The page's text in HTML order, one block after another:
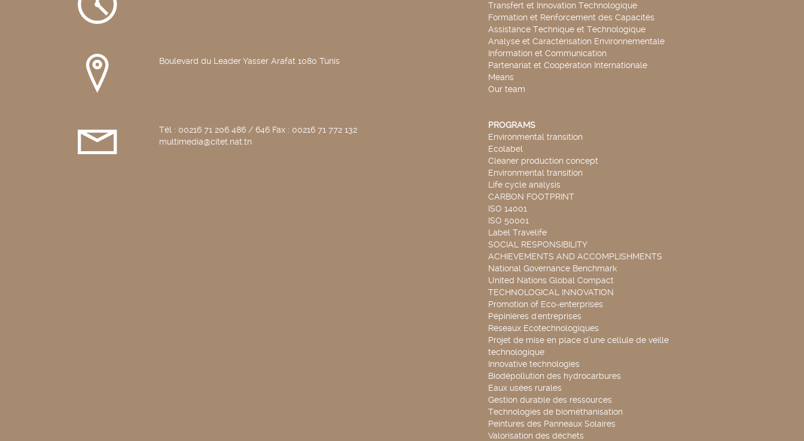
Boulevard du Leader Yasser Arafat 1080 Tunis
Tél : 00216 71 206 486 / 646 Fax : 00216 71 772 132
multimedia@citet.nat.tn
Transfert et Innovation Technologique
Formation et Renforcement des Capacités
Assistance Technique et Technologique
Analyse et Caractérisation Environnementale
Information et Communication
Partenariat et Coopération Internationale
Means
Our team
PROGRAMS
Environmental transition
Ecolabel
Cleaner production concept
Environmental transition
Life cycle analysis
CARBON FOOTPRINT
ISO 14001
ISO 50001
Label Travelife
SOCIAL RESPONSIBILITY
ACHIEVEMENTS AND ACCOMPLISHMENTS
National Governance Benchmark
United Nations Global Compact
TECHNOLOGICAL INNOVATION
Promotion of Eco-enterprises
Pépinières d'entreprises
Réseaux Ecotechnologiques
Projet de mise en place d’une cellule de veille
technologique
Innovative technologies
Biodépollution des hydrocarbures
Eaux usées rurales
Gestion durable des ressources
Technologies de biométhanisation
Peintures des Panneaux Solaires
Valorisation des déchets